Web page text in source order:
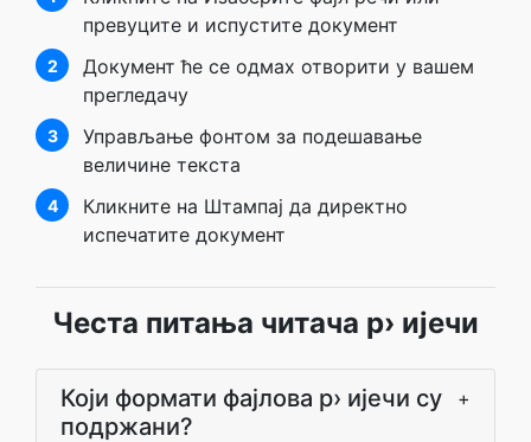
превуците и испустите документ
2
Документ ће се одмах отворити у вашем
прегледачу
3
Управљање фонтом за подешавање
величине текста
4
Кликните на Штампај да директно
испечатите документ
Честа питања читача р› ијечи
Који формати фајлова р› ијечи су
подржани?
+